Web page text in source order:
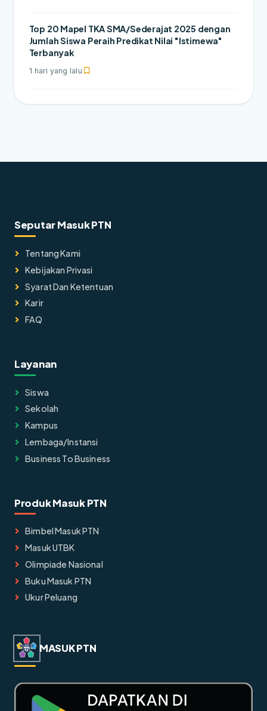
Top 20 Mapel TKA SMA/Sederajat 2025 dengan
Jumlah Siswa Peraih Predikat Nilai "Istimewa"
Terbanyak
1 hari yang lalu
Seputar Masuk PTN
Tentang Kami
Kebijakan Privasi
Syarat Dan Ketentuan
Karir
FAQ
Layanan
Siswa
Sekolah
Kampus
Lembaga/instansi
Business To Business
Produk Masuk PTN
Bimbel Masuk PTN
Masuk UTBK
Olimpiade Nasional
Buku Masuk PTN
Ukur Peluang
MASUK PTN